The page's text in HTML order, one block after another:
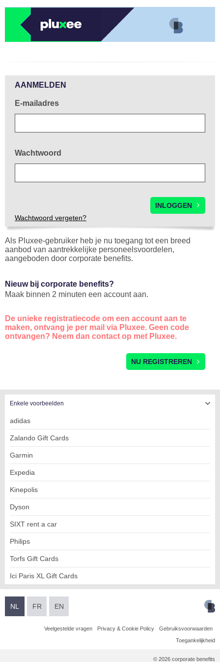
AANMELDEN
E-mailadres
Wachtwoord
Wachtwoord vergeten?
Als Pluxee-gebruiker heb je nu toegang tot een breed
aanbod van aantrekkelijke personeelsvoordelen,
aangeboden door corporate benefits.
Nieuw bij corporate benefits?
Maak binnen 2 minuten een account aan.
De unieke registratiecode om een account aan te
maken, ontvang je per mail via Pluxee. Geen code
ontvangen? Neem dan contact op met Pluxee.
NU REGISTREREN
Enkele voorbeelden
adidas
Zalando Gift Cards
Garmin
Expedia
Kinepolis
Dyson
SIXT rent a car
Philips
Torfs Gift Cards
Ici Paris XL Gift Cards
NL FR EN
Veelgestelde vragen Privacy & Cookie Policy Gebruiksvoorwaarden
Toegankelijkheid
© 2026 corporate benefits